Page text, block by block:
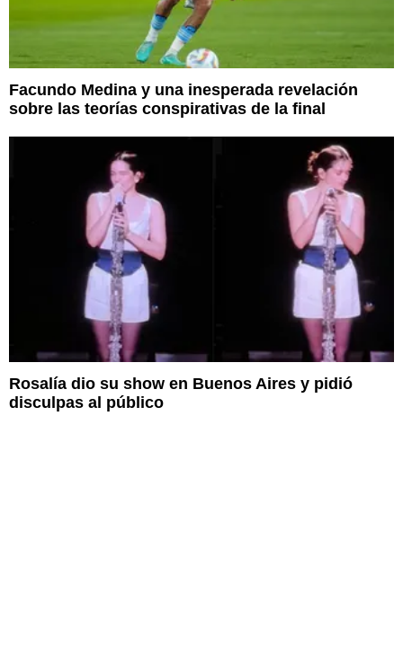
Facundo Medina y una inesperada revelación
sobre las teorías conspirativas de la final
Rosalía dio su show en Buenos Aires y pidió
disculpas al público